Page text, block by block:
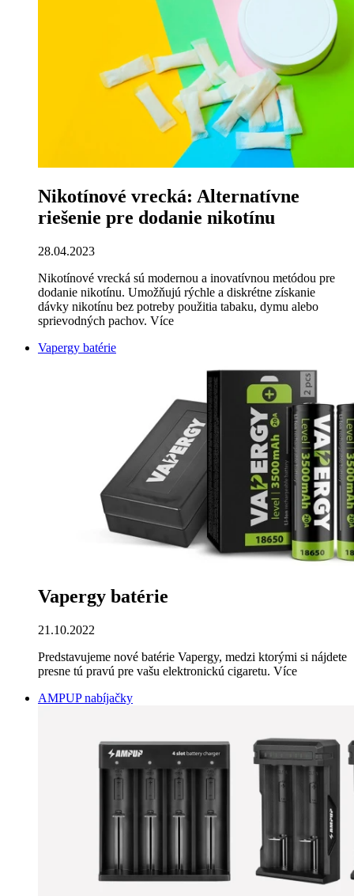
Nikotínové vrecká: Alternatívne
riešenie pre dodanie nikotínu
28.04.2023
Nikotínové vrecká sú modernou a inovatívnou metódou pre
dodanie nikotínu. Umožňujú rýchle a diskrétne získanie
dávky nikotínu bez potreby použitia tabaku, dymu alebo
sprievodných pachov. Více
Vapergy batérie
Vapergy batérie
21.10.2022
Predstavujeme nové batérie Vapergy, medzi ktorými si nájdete
presne tú pravú pre vašu elektronickú cigaretu. Více
AMPUP nabíjačky